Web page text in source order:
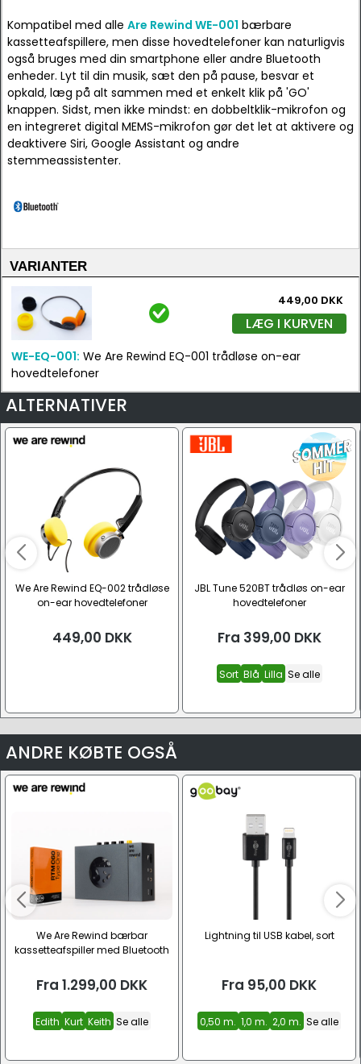
Kompatibel med alle Are Rewind WE-001 bærbare
kassetteafspillere, men disse hovedtelefoner kan naturligvis
også bruges med din smartphone eller andre Bluetooth
enheder. Lyt til din musik, sæt den på pause, besvar et
opkald, læg på alt sammen med et enkelt klik på 'GO'
knappen. Sidst, men ikke mindst: en dobbeltklik-mikrofon og
en integreret digital MEMS-mikrofon gør det let at aktivere og
deaktivere Siri, Google Assistant og andre
stemmeassistenter.
VARIANTER
449,00 DKK
LÆG I KURVEN
WE-EQ-001: We Are Rewind EQ-001 trådløse on-ear
hovedtelefoner
ALTERNATIVER
We Are Rewind EQ-002 trådløse
on-ear hovedtelefoner
449,00 DKK
JBL Tune 520BT trådløs on-ear
hovedtelefoner
Fra 399,00 DKK
Sort Blå Lilla Se alle
ANDRE KØBTE OGSÅ
We Are Rewind bærbar
kassetteafspiller med Bluetooth
Fra 1.299,00 DKK
Edith Kurt Keith Se alle
Lightning til USB kabel, sort
Fra 95,00 DKK
0,50 m. 1,0 m. 2,0 m. Se alle